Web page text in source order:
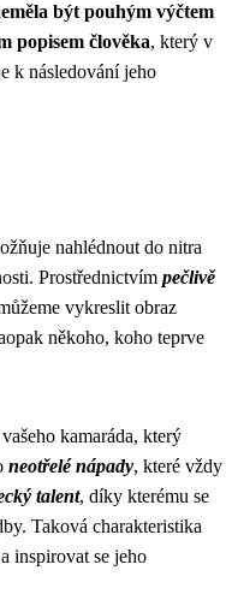
být pouhým výčtem
popisem člověka, který v
k následování jeho
nahlédnout do nitra
Prostřednictvím pečlivě
vykreslit obraz
někoho, koho teprve
kamaráda, který
neotřelé nápady, které vždy
talent, díky kterému se
Taková charakteristika
inspirovat se jeho